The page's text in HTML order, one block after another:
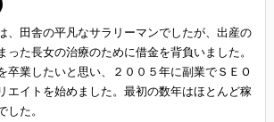
、田舎の平凡なサラリーマンでしたが、出産の
った長女の治療のために借金を背負いました。
卒業したいと思い、２００５年に副業でＳＥＯ
エイトを始めました。最初の数年はほとんど稼
した。